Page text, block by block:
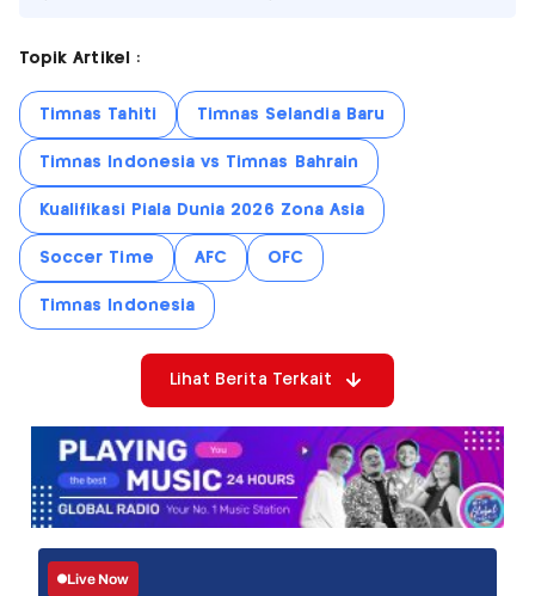
Topik Artikel :
Timnas Tahiti Timnas Selandia Baru
Timnas Indonesia vs Timnas Bahrain
Kualifikasi Piala Dunia 2026 Zona Asia
Soccer Time AFC OFC
Timnas Indonesia
Lihat Berita Terkait
Live Now